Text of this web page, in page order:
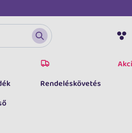
Rendeléskövetés